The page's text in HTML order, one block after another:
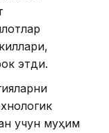
этди.
учун муҳим